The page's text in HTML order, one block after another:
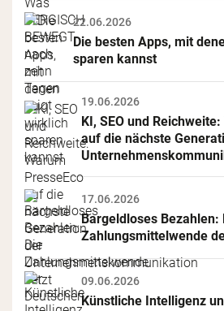
22.06.2026
Die besten Apps, mit
sparen kannst
19.06.2026
KI, SEO und
auf die nächste
17.06.2026
Bargeldloses Bezahlen:
Zahlungsmittelwende
09.06.2026
Künstliche Intelligenz